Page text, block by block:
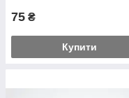
75 ₴
Купити